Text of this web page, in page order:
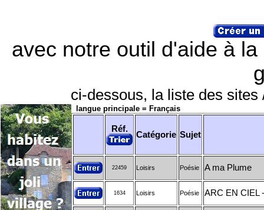
avec notre outil d'aide à
ci-dessous, la liste des
langue principale = Français
Réf.
Catégorie Sujet
22459 Loisirs Poésie A ma Plume
1634 Loisirs Poésie ARC EN CIEL